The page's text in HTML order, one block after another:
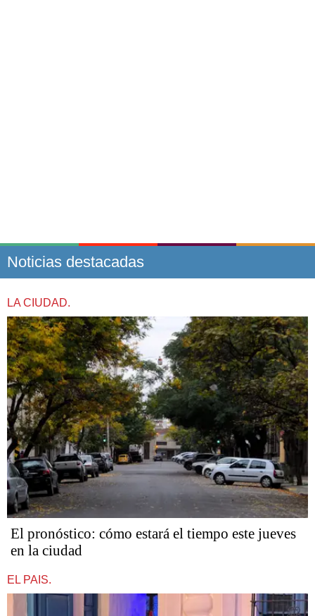
Noticias destacadas
LA CIUDAD.
El pronóstico: cómo estará el tiempo este jueves
en la ciudad
EL PAIS.